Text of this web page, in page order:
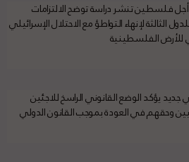
فلسطين تنشر دراسة توضح الالتزامات
الثالثة لإنهاء التواطؤ مع الاحتلال الإسرائيلي
للأرض الفلسطينية
جديد يؤكد الوضع القانوني الراسخ للاجئين
وحقهم في العودة بموجب القانون الدولي